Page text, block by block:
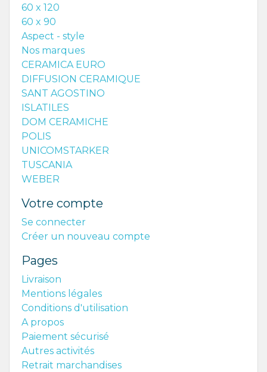
60 x 120
60 x 90
Aspect - style
Nos marques
CERAMICA EURO
DIFFUSION CERAMIQUE
SANT AGOSTINO
ISLATILES
DOM CERAMICHE
POLIS
UNICOMSTARKER
TUSCANIA
WEBER
Votre compte
Se connecter
Créer un nouveau compte
Pages
Livraison
Mentions légales
Conditions d'utilisation
A propos
Paiement sécurisé
Autres activités
Retrait marchandises